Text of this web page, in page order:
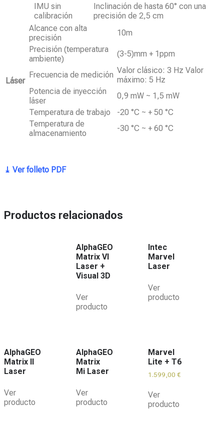
IMU sin
calibración
Inclinación de hasta 60° con una
precisión de 2,5 cm
Láser
Alcance con alta
precisión
10m
Precisión (temperatura
ambiente)
(3-5)mm + 1ppm
Frecuencia de medición Valor clásico: 3 Hz Valor
máximo: 5 Hz
Potencia de inyección
láser
0,9 mW ~ 1,5 mW
Temperatura de trabajo
-20 °C ~ + 50 °C
Temperatura de
almacenamiento
-30 °C ~ + 60 °C
⤓ Ver folleto PDF
Productos relacionados
AlphaGEO
Matrix VI
Laser +
Visual 3D
Ver
producto
Intec
Marvel
Laser
Ver
producto
AlphaGEO
Matrix II
Laser
Ver
producto
AlphaGEO
Matrix
Mi Laser
Ver
producto
Marvel
Lite + T6
1.599,00 €
Ver
producto